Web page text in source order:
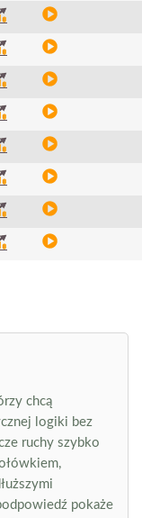
chcą
logiki bez
ruchy szybko
pokaże